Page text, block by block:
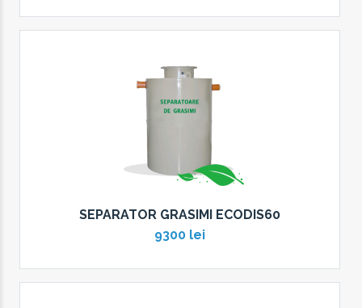
SEPARATOR GRASIMI ECODIS60
9300 lei